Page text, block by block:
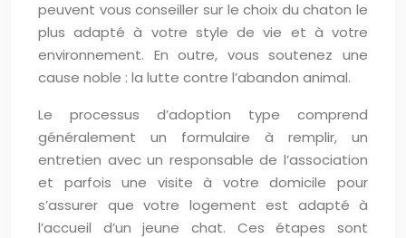
peuvent vous conseiller sur le choix du chaton le
plus adapté à votre style de vie et à votre
environnement. En outre, vous soutenez une
cause noble : la lutte contre l’abandon animal.
Le processus d’adoption type comprend
généralement un formulaire à remplir, un
entretien avec un responsable de l’association
et parfois une visite à votre domicile pour
s’assurer que votre logement est adapté à
l’accueil d’un jeune chat. Ces étapes sont